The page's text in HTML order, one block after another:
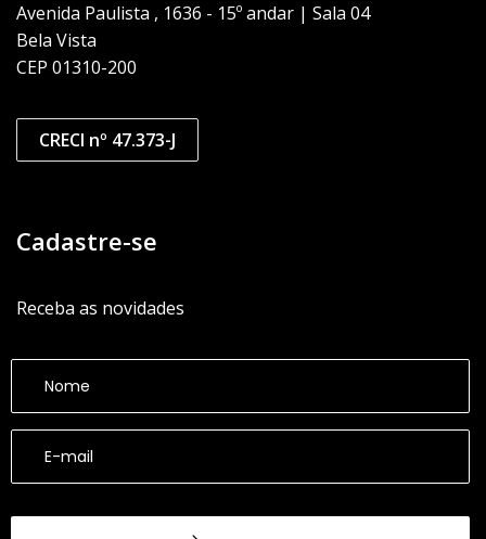
Avenida Paulista , 1636 - 15º andar | Sala 04
Bela Vista
CEP 01310-200
CRECI nº 47.373-J
Cadastre-se
Receba as novidades